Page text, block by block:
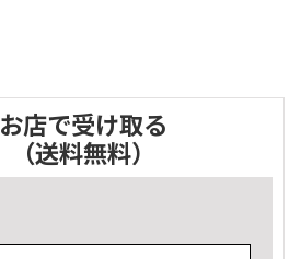
お店で受け取る
（送料無料）